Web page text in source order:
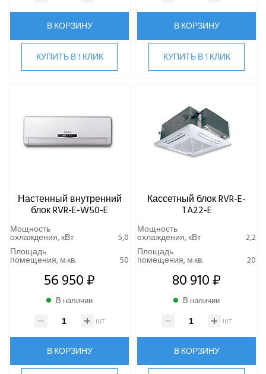
В КОРЗИНУ
КУПИТЬ В 1 КЛИК
В КОРЗИНУ
КУПИТЬ В 1 КЛИК
Настенный внутренний
блок RVR-E-W50-E
Мощность
охлаждения, кВт
5,0
Площадь
помещения, м.кв. 50
56 950 ₽
В наличии
шт
В КОРЗИНУ
Кассетный блок RVR-E-
TA22-E
Мощность
охлаждения, кВт
2,2
Площадь
помещения, м.кв. 20
80 910 ₽
В наличии
шт
В КОРЗИНУ